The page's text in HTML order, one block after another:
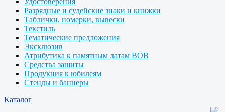
Удостоверения
Разрядные и судейские знаки и книжки
Таблички, номерки, вывески
Текстиль
Тематические предложения
Эксклюзив
Атрибутика к памятным датам ВОВ
Средства защиты
Продукция к юбилеям
Стенды и баннеры
Каталог